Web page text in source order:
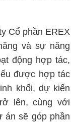
Cổ phần EREX
và sự năng
động hợp tác,
được hợp tác
khối, dự kiến
lên, cùng với
án sẽ góp phần